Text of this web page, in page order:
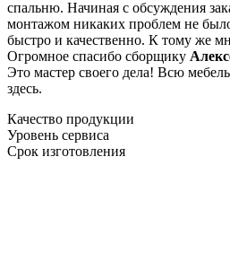
спальню. Начиная с обсуждения
монтажом никаких проблем не
быстро и качественно. К тому же
Огромное спасибо сборщику
Это мастер своего дела! Всю мебель
здесь.
Качество продукции
Уровень сервиса
Срок изготовления